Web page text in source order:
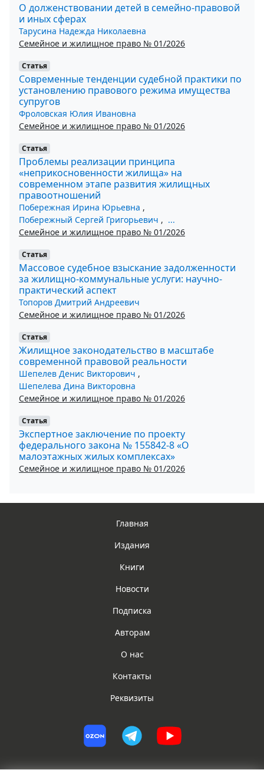
О долженствовании детей в семейно-правовой
и иных сферах
Тарусина Надежда Николаевна
Семейное и жилищное право № 01/2026
Статья
Современные тенденции судебной практики по
установлению правового режима имущества
супругов
Фроловская Юлия Ивановна
Семейное и жилищное право № 01/2026
Статья
Проблемы реализации принципа
«неприкосновенности жилища» на
современном этапе развития жилищных
правоотношений
Побережная Ирина Юрьевна ,
Побережный Сергей Григорьевич , ...
Семейное и жилищное право № 01/2026
Статья
Массовое судебное взыскание задолженности
за жилищно-коммунальные услуги: научно-
практический аспект
Топоров Дмитрий Андреевич
Семейное и жилищное право № 01/2026
Статья
Жилищное законодательство в масштабе
современной правовой реальности
Шепелев Денис Викторович ,
Шепелева Дина Викторовна
Семейное и жилищное право № 01/2026
Статья
Экспертное заключение по проекту
федерального закона № 155842-8 «О
малоэтажных жилых комплексах»
Семейное и жилищное право № 01/2026
Главная
Издания
Книги
Новости
Подписка
Авторам
О нас
Контакты
Реквизиты